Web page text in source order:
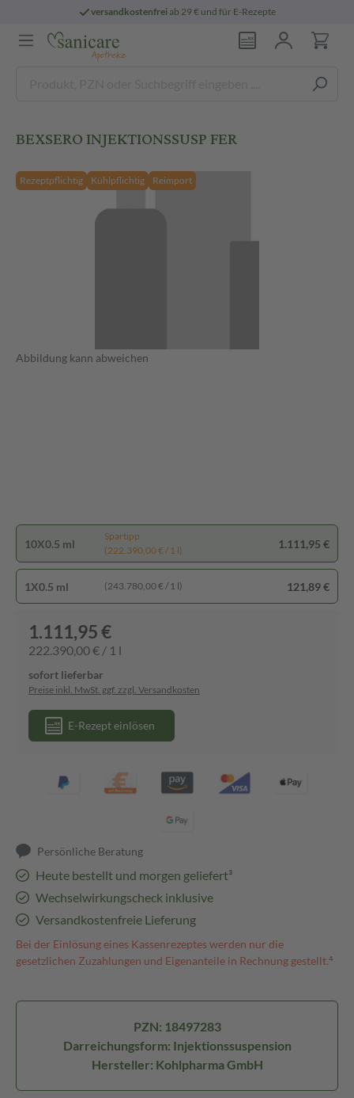
versandkostenfreiab 29 € und für E-Rezepte
BEXSERO INJEKTIONSSUSP FER
Rezeptpflichtig Kühlpflichtig Reimport
Abbildung kann abweichen
10X0.5 ml
Spartipp
(222.390,00 € / 1 l)
1.111,95 €
1X0.5 ml (243.780,00 € / 1 l) 121,89 €
1.111,95 €
222.390,00 € / 1 l
sofort lieferbar
Preise inkl. MwSt. ggf. zzgl. Versandkosten
E-Rezept einlösen
Persönliche Beratung
Heute bestellt und morgen geliefert³
Wechselwirkungscheck inklusive
Versandkostenfreie Lieferung
Bei der Einlösung eines Kassenrezeptes werden nur die
gesetzlichen Zuzahlungen und Eigenanteile in Rechnung gestellt.⁴
PZN: 18497283
Darreichungsform: Injektionssuspension
Hersteller: Kohlpharma GmbH